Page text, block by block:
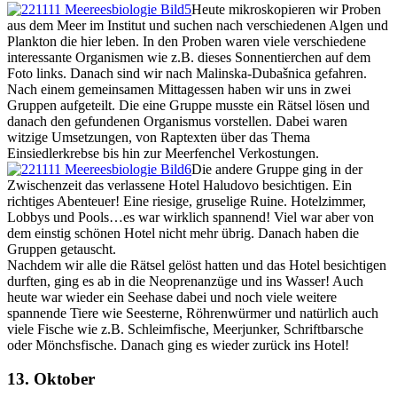
Heute mikroskopieren wir Proben
aus dem Meer im Institut und suchen nach verschiedenen Algen und
Plankton die hier leben. In den Proben waren viele verschiedene
interessante Organismen wie z.B. dieses Sonnentierchen auf dem
Foto links. Danach sind wir nach Malinska-Dubašnica gefahren.
Nach einem gemeinsamen Mittagessen haben wir uns in zwei
Gruppen aufgeteilt. Die eine Gruppe musste ein Rätsel lösen und
danach den gefundenen Organismus vorstellen. Dabei waren
witzige Umsetzungen, von Raptexten über das Thema
Einsiedlerkrebse bis hin zur Meerfenchel Verkostungen.
Die andere Gruppe ging in der
Zwischenzeit das verlassene Hotel Haludovo besichtigen. Ein
richtiges Abenteuer! Eine riesige, gruselige Ruine. Hotelzimmer,
Lobbys und Pools…es war wirklich spannend! Viel war aber von
dem einstig schönen Hotel nicht mehr übrig. Danach haben die
Gruppen getauscht.
Nachdem wir alle die Rätsel gelöst hatten und das Hotel besichtigen
durften, ging es ab in die Neoprenanzüge und ins Wasser! Auch
heute war wieder ein Seehase dabei und noch viele weitere
spannende Tiere wie Seesterne, Röhrenwürmer und natürlich auch
viele Fische wie z.B. Schleimfische, Meerjunker, Schriftbarsche
oder Mönchsfische. Danach ging es wieder zurück ins Hotel!
13. Oktober